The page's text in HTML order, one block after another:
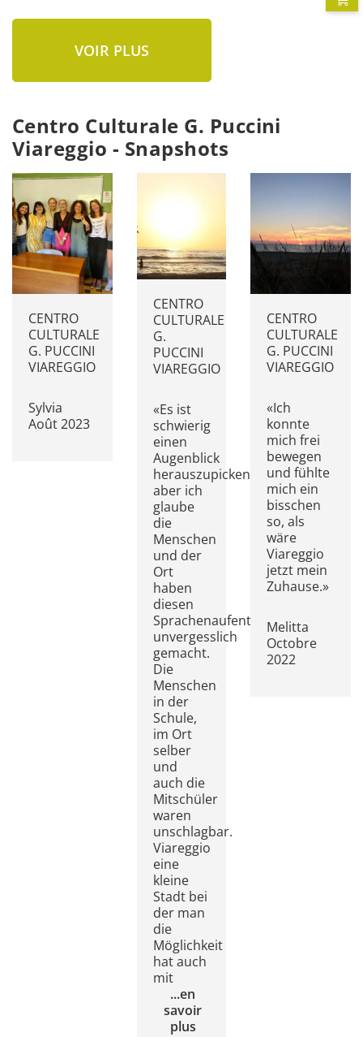
VOIR PLUS
Centro Culturale G. Puccini
Viareggio - Snapshots
CENTRO
CULTURALE
G. PUCCINI
VIAREGGIO
Sylvia
Août 2023
CENTRO
CULTURALE
G.
PUCCINI
VIAREGGIO
«Es ist
schwierig
einen
Augenblick
herauszupicken,
aber ich
glaube
die
Menschen
und der
Ort
haben
diesen
Sprachenaufenthalt
unvergesslich
gemacht.
Die
Menschen
in der
Schule,
im Ort
selber
und
auch die
Mitschüler
waren
unschlagbar.
Viareggio
eine
kleine
Stadt bei
der man
die
Möglichkeit
hat auch
mit
...en
savoir
plus
CENTRO
CULTURALE
G. PUCCINI
VIAREGGIO
«Ich
konnte
mich frei
bewegen
und fühlte
mich ein
bisschen
so, als
wäre
Viareggio
jetzt mein
Zuhause.»
Melitta
Octobre
2022